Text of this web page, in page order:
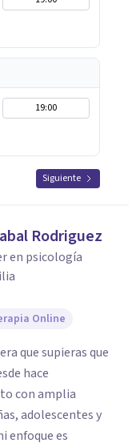
19:00
Siguiente
Rodriguez
en psicología
Online
que supieras que
hace
con amplia
adolescentes y
enfoque es